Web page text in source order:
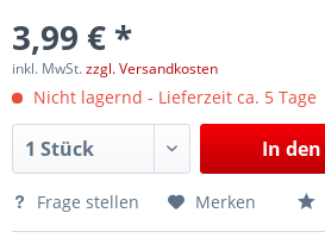
3,99 € *
inkl. MwSt.zzgl. Versandkosten
Nicht lagernd - Lieferzeit ca. 5 Tage
In den
Frage stellen Merken